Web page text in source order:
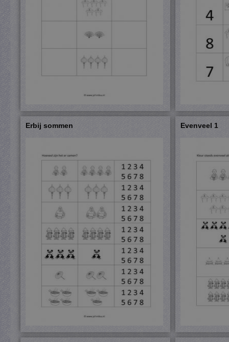
Erbij sommen Evenveel 1